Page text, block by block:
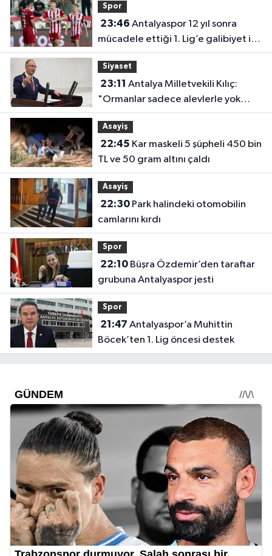
Spor
23:46
mücadele ettiği 1. Lig’e galibiyet ile
başladı
Siyaset
23:11
"Ormanlar sadece alevlerle yok
olmuyor"
Asayiş
22:45
TL ve 50 gram altını çaldı
Asayiş
22:30Park halindeki otomobilin
camlarını kırdı
Spor
22:10Büşra Özdemir’den taraftar
grubuna Antalyaspor jesti
Spor
21:47
Böcek’ten 1. Lig öncesi destek